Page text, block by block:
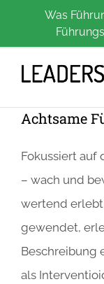
Was
Achtsame
Fokussiert
– wach und
wertend
gewendet,
Beschreibung
als